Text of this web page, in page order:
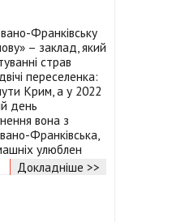
Франківську
– заклад, який
страв
переселенка:
Крим, а у 2022
день
вона з
Франківська,
улюблен
Докладніше >>